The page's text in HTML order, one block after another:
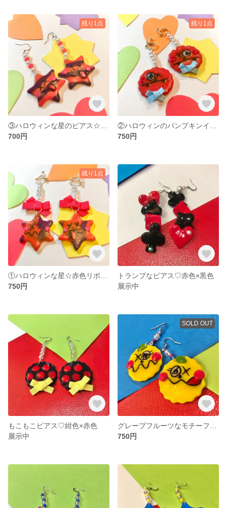
残り1点
700円
残り1点
750円
残り1点
750円
トランプなピアス♡赤色×黒色
展示中
もこもこピアス♡紺色×赤色
展示中
SOLD OUT
750円